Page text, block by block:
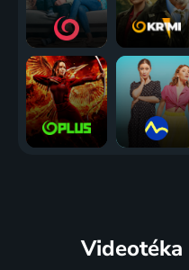
Videotéka